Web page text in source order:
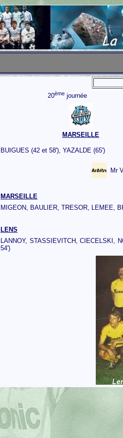
20èmejournée
MARSEILLE
BUIGUES (42 et 58'), YAZALDE (65')
Mr
MARSEILLE
MIGEON, BAULIER, TRESOR, LEMEE,
LENS
LANNOY, STASSIEVITCH, CIECELSKI,
54')